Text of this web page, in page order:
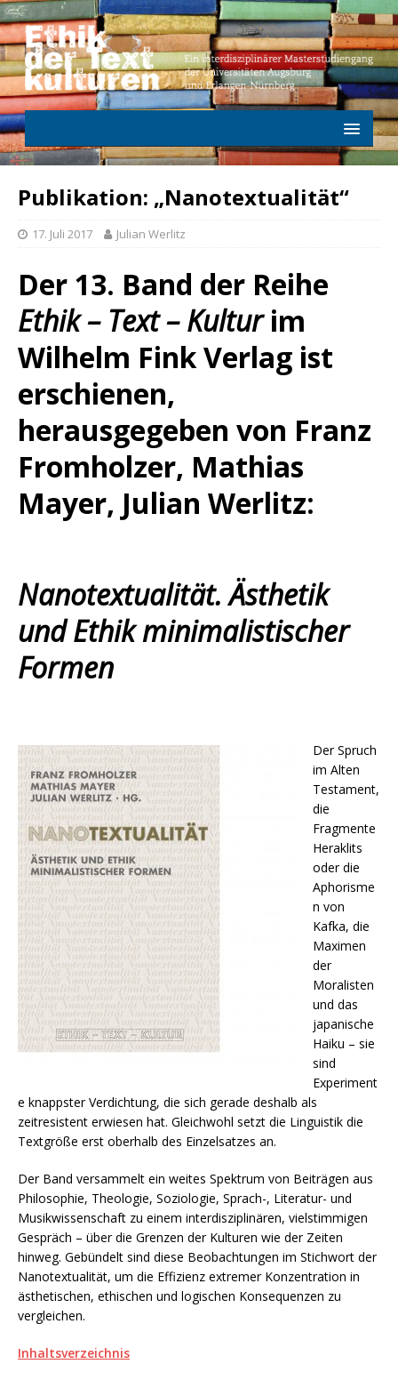
Publikation: „Nanotextualität“
17. Juli 2017 Julian Werlitz
Der 13. Band der Reihe
Ethik – Text – Kulturim
Wilhelm Fink Verlag ist
erschienen,
herausgegeben von Franz
Fromholzer, Mathias
Mayer, Julian Werlitz:
Nanotextualität. Ästhetik
und Ethik minimalistischer
Formen
Der Spruch
im Alten
Testament,
die
Fragmente
Heraklits
oder die
Aphorisme
n von
Kafka, die
Maximen
der
Moralisten
und das
japanische
Haiku – sie
sind
Experiment
e knappster Verdichtung, die sich gerade deshalb als
zeitresistent erwiesen hat. Gleichwohl setzt die Linguistik die
Textgröße erst oberhalb des Einzelsatzes an.
Der Band versammelt ein weites Spektrum von Beiträgen aus
Philosophie, Theologie, Soziologie, Sprach-, Literatur- und
Musikwissenschaft zu einem interdisziplinären, vielstimmigen
Gespräch – über die Grenzen der Kulturen wie der Zeiten
hinweg. Gebündelt sind diese Beobachtungen im Stichwort der
Nanotextualität, um die Effizienz extremer Konzentration in
ästhetischen, ethischen und logischen Konsequenzen zu
vergleichen.
Inhaltsverzeichnis